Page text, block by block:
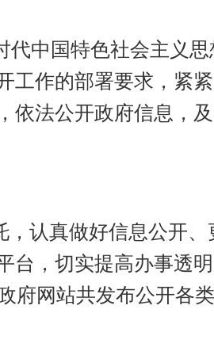
中国特色社会主义思
工作的部署要求，紧
依法公开政府信息，
认真做好信息公开、
台，切实提高办事透
府网站共发布公开各